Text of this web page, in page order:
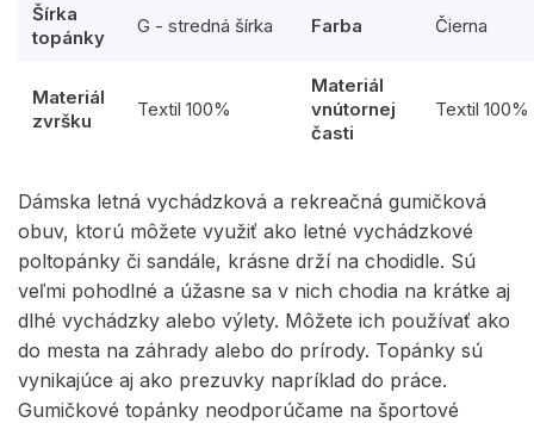
Šírka
topánky
G - stredná šírka Farba Čierna
Materiál
zvršku
Textil 100%
Materiál
vnútornej
časti
Textil 100%
Dámska letná vychádzková a rekreačná gumičková
obuv, ktorú môžete využiť ako letné vychádzkové
poltopánky či sandále, krásne drží na chodidle. Sú
veľmi pohodlné a úžasne sa v nich chodia na krátke aj
dlhé vychádzky alebo výlety. Môžete ich používať ako
do mesta na záhrady alebo do prírody. Topánky sú
vynikajúce aj ako prezuvky napríklad do práce.
Gumičkové topánky neodporúčame na športové